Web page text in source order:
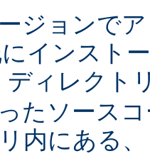
ジョンで
インスト
ディレクト
たソース
内にある